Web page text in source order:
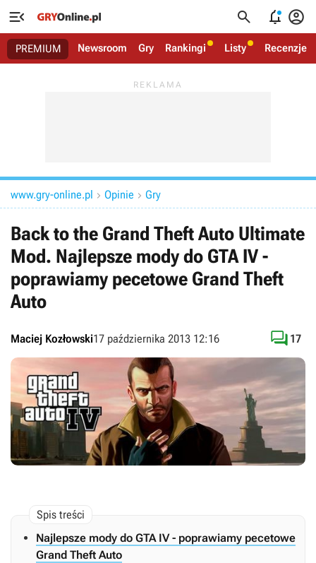
   
PREMIUM Newsroom Gry Rankingi Listy Recenzje
www.gry-online.pl  Opinie  Gry
Back to the Grand Theft Auto Ultimate
Mod. Najlepsze mody do GTA IV -
poprawiamy pecetowe Grand Theft
Auto
Maciej Kozłowski17 października 2013 12:16  17
Najlepsze mody do GTA IV - poprawiamy pecetowe
Grand Theft Auto